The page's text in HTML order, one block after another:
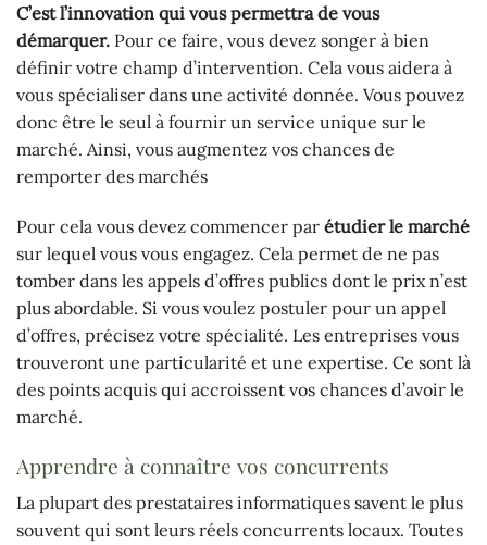
C’est l’innovation qui vous permettra de vous
démarquer. Pour ce faire, vous devez songer à bien
définir votre champ d’intervention. Cela vous aidera à
vous spécialiser dans une activité donnée. Vous pouvez
donc être le seul à fournir un service unique sur le
marché. Ainsi, vous augmentez vos chances de
remporter des marchés
Pour cela vous devez commencer par étudier le marché
sur lequel vous vous engagez. Cela permet de ne pas
tomber dans les appels d’offres publics dont le prix n’est
plus abordable. Si vous voulez postuler pour un appel
d’offres, précisez votre spécialité. Les entreprises vous
trouveront une particularité et une expertise. Ce sont là
des points acquis qui accroissent vos chances d’avoir le
marché.
Apprendre à connaître vos concurrents
La plupart des prestataires informatiques savent le plus
souvent qui sont leurs réels concurrents locaux. Toutes